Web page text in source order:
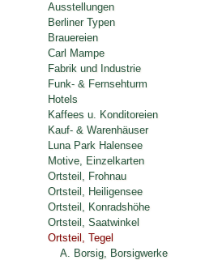
Ausstellungen
Berliner Typen
Brauereien
Carl Mampe
Fabrik und Industrie
Funk- & Fernsehturm
Hotels
Kaffees u. Konditoreien
Kauf- & Warenhäuser
Luna Park Halensee
Motive, Einzelkarten
Ortsteil, Frohnau
Ortsteil, Heiligensee
Ortsteil, Konradshöhe
Ortsteil, Saatwinkel
Ortsteil, Tegel
A. Borsig, Borsigwerke